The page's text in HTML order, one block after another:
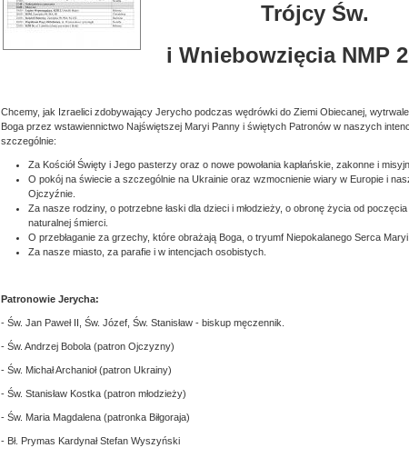
Trójcy Św.
i Wniebowzięcia NMP
Chcemy, jak Izraelici zdobywający Jerycho podczas wędrówki do Ziemi Obiecanej,
Boga przez wstawiennictwo Najświętszej Maryi Panny i świętych Patronów w naszych
szczególnie:
Za Kościół Święty i Jego pasterzy oraz o nowe powołania kapłańskie, zakonne i
O pokój na świecie a szczególnie na Ukrainie oraz wzmocnienie wiary w Europie i
Ojczyźnie.
Za nasze rodziny, o potrzebne łaski dla dzieci i młodzieży, o obronę życia od poczęcia
naturalnej śmierci.
O przebłaganie za grzechy, które obrażają Boga, o tryumf Niepokalanego Serca Maryi.
Za nasze miasto, za parafie i w intencjach osobistych.
Patronowie Jerycha:
- Św. Jan Paweł II, Św. Józef, Św. Stanisław - biskup męczennik.
- Św. Andrzej Bobola (patron Ojczyzny)
- Św. Michał Archanioł (patron Ukrainy)
- Św. Stanisław Kostka (patron młodzieży)
- Św. Maria Magdalena (patronka Biłgoraja)
- Bł. Prymas Kardynał Stefan Wyszyński